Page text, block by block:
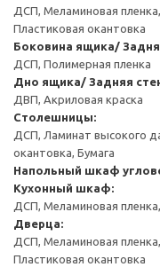
ДСП, Меламиновая
Пластиковая окантовка
Боковина ящика/
ДСП, Полимерная пленка
Дно ящика/ Задняя
ДВП, Акриловая краска
Столешницы:
ДСП, Ламинат высокого
окантовка, Бумага
Напольный шкаф
Кухонный шкаф:
ДСП, Меламиновая
Дверца:
ДСП, Меламиновая
Пластиковая окантовка